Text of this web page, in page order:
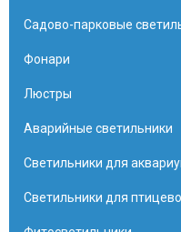
Садово-парковые
Фонари
Люстры
Аварийные светильники
Светильники для
Светильники для